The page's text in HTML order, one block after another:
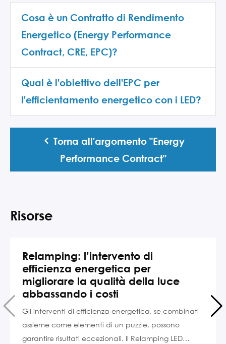
Cosa è un Contratto di Rendimento
Energetico (Energy Performance
Contract, CRE, EPC)?
Qual è l'obiettivo dell'EPC per
l'efficientamento energetico con i LED?
Torna all'argomento "Energy
Performance Contract"
Risorse
Relamping: l’intervento di
efficienza energetica per
migliorare la qualità della luce
abbassando i costi
Gli interventi di efficienza energetica, se combinati
assieme come elementi di un puzzle, possono
garantire risultati eccezionali. Il Relamping LED…